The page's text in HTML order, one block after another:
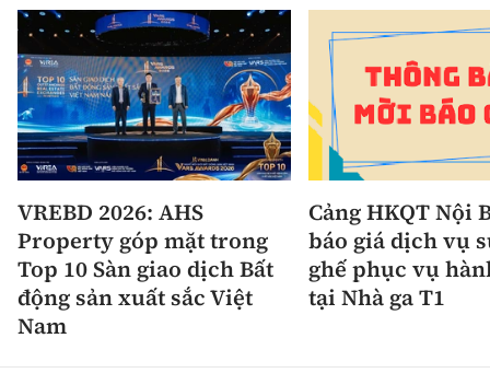
VREBD 2026: AHS
Property góp mặt trong
Top 10 Sàn giao dịch Bất
động sản xuất sắc Việt
Nam
Cảng HKQT Nội
báo giá dịch vụ
ghế phục vụ
tại Nhà ga T1